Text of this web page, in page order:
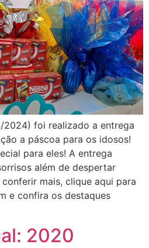
foi realizado a entrega
a páscoa para os idosos!
para eles! A entrega
além de despertar
mais, clique aqui para
e confira os destaques
2020